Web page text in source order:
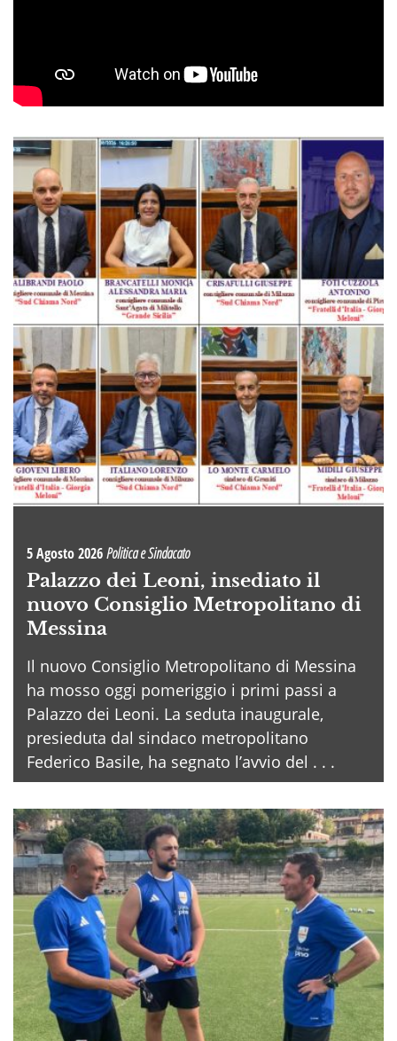
5 Agosto 2026Politica e Sindacato
Palazzo dei Leoni, insediato il
nuovo Consiglio Metropolitano di
Messina
Il nuovo Consiglio Metropolitano di Messina
ha mosso oggi pomeriggio i primi passi a
Palazzo dei Leoni. La seduta inaugurale,
presieduta dal sindaco metropolitano
Federico Basile, ha segnato l’avvio del . . .